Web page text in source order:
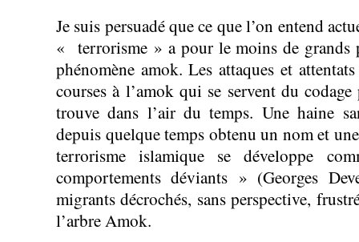
Je suis persuadé que ce que l’on entend
« terrorisme » a pour le moins de grands
phénomène amok. Les attaques et
courses à l’amok qui se servent du
trouve dans l’air du temps. Une haine
depuis quelque temps obtenu un nom et
terrorisme islamique se développe
comportements déviants » (Georges
migrants décrochés, sans perspective,
l’arbre Amok.